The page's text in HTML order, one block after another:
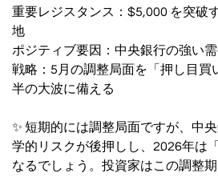
重要レジスタンス：$5,000 を突破
地
ポジティブ要因：中央銀行の強い
戦略：5月の調整局面を「押し目買
半の大波に備える
✨ 短期的には調整局面ですが、中
学的リスクが後押しし、2026年は
なるでしょう。投資家はこの調整